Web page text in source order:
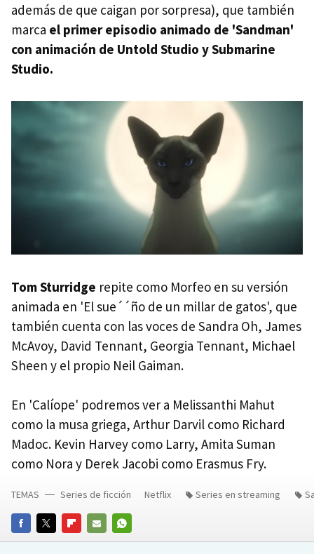
además de que caigan por sorpresa), que también
marca el primer episodio animado de 'Sandman'
con animación de Untold Studio y Submarine
Studio.
Tom Sturridge repite como Morfeo en su versión
animada en 'El sue´´ño de un millar de gatos', que
también cuenta con las voces de Sandra Oh, James
McAvoy, David Tennant, Georgia Tennant, Michael
Sheen y el propio Neil Gaiman.
En 'Calíope' podremos ver a Melissanthi Mahut
como la musa griega, Arthur Darvil como Richard
Madoc. Kevin Harvey como Larry, Amita Suman
como Nora y Derek Jacobi como Erasmus Fry.
FACEBOOKTWITTERFLIPBOARD
E-
WHATSAPP
TEMAS Series de ficción Netflix Series en streaming